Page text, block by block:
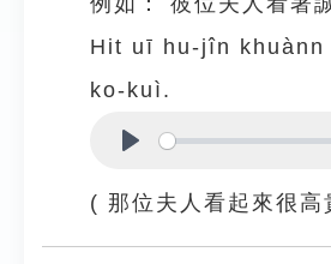
Hit uī hu-jîn khuànn
ko-kuì.
( 那位夫人看起來很高